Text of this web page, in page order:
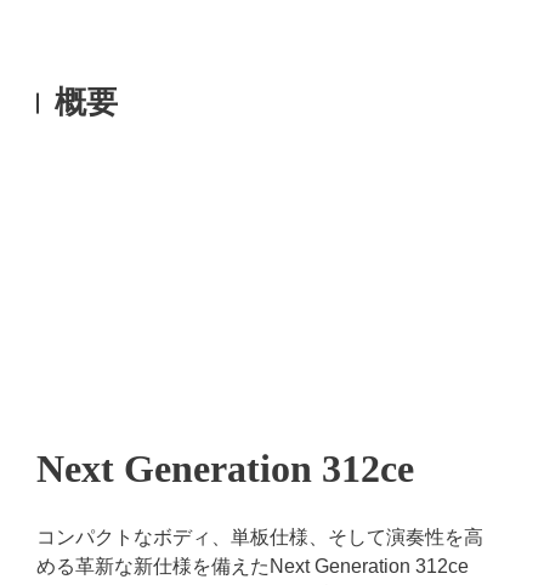
概要
Next Generation 312ce
コンパクトなボディ、単板仕様、そして演奏性を高
める革新な新仕様を備えたNext Generation 312ce